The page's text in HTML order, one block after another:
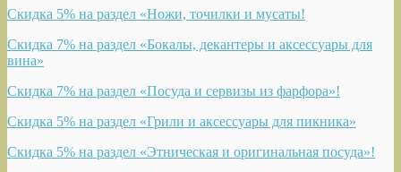
Скидка 5% на раздел «Ножи, точилки и мусаты!
Скидка 7% на раздел «Бокалы, декантеры и аксессуары для
вина»
Скидка 7% на раздел «Посуда и сервизы из фарфора»!
Скидка 5% на раздел «Грили и аксессуары для пикника»
Скидка 5% на раздел «Этническая и оригинальная посуда»!